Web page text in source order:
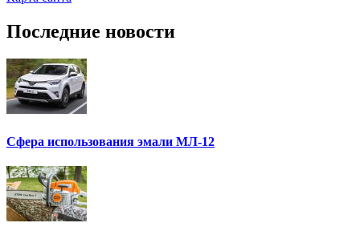
Последние новости
Сфера использования эмали МЛ-12